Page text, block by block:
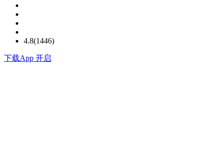
4.8(1446)
下载App 开启